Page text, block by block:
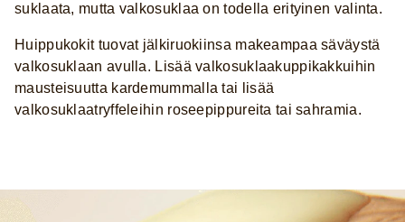
suklaata, mutta valkosuklaa on todella erityinen valinta.
Huippukokit tuovat jälkiruokiinsa makeampaa säväystä
valkosuklaan avulla. Lisää valkosuklaakuppikakkuihin
mausteisuutta kardemummalla tai lisää
valkosuklaatryffeleihin roseepippureita tai sahramia.